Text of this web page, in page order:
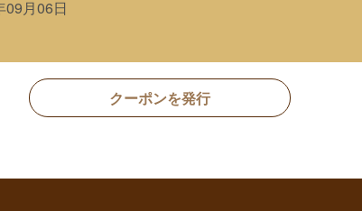
09月06日
クーポンを発行